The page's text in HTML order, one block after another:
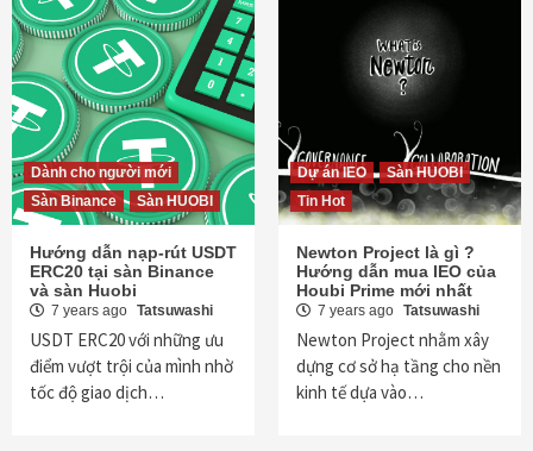
Dành cho người mới
Sàn Binance
Sàn HUOBI
Hướng dẫn nạp-rút USDT
ERC20 tại sàn Binance
và sàn Huobi
7 years ago Tatsuwashi
USDT ERC20 với những ưu
điểm vượt trội của mình nhờ
tốc độ giao dịch…
Dự án IEO
Sàn HUOBI
Tin Hot
Newton Project là gì ?
Hướng dẫn mua IEO của
Houbi Prime mới nhất
7 years ago Tatsuwashi
Newton Project nhằm xây
dựng cơ sở hạ tầng cho nền
kinh tế dựa vào…